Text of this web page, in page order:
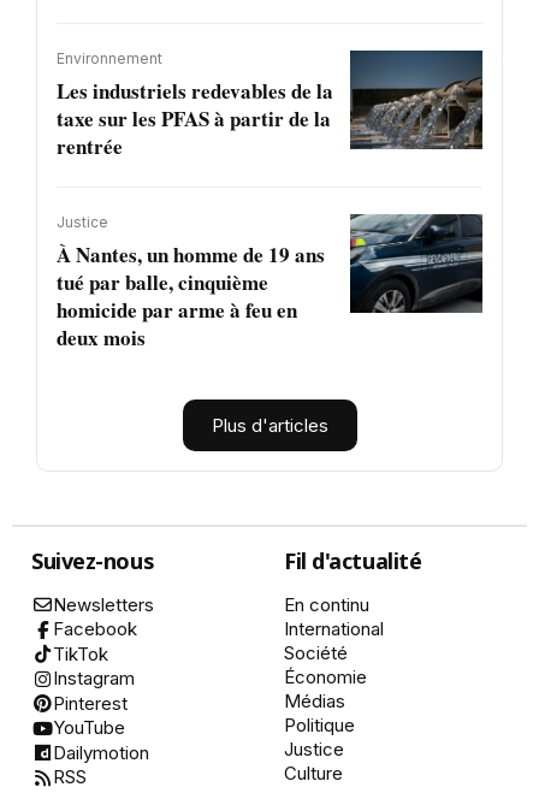
Environnement
Les industriels redevables de la
taxe sur les PFAS à partir de la
rentrée
Justice
À Nantes, un homme de 19 ans
tué par balle, cinquième
homicide par arme à feu en
deux mois
Plus d'articles
Suivez-nous
Newsletters
Facebook
TikTok
Instagram
Pinterest
YouTube
Dailymotion
RSS
Fil d'actualité
En continu
International
Société
Économie
Médias
Politique
Justice
Culture